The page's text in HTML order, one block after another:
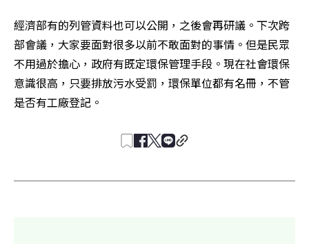
經濟部有的列管資料也可以公開，之後會再研議。下次跨
部會議，大家要面對很多以前不敢面對的事情。但是民眾
不用過於擔心，政府有既定環保管理手段。現在社會環保
意識很高，只要排放污水受罰，環保單位都有名冊，不管
是否有工廠登記。